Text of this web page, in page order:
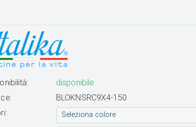
disponibile
BLOKNSRC9X4-150
Seleziona colore